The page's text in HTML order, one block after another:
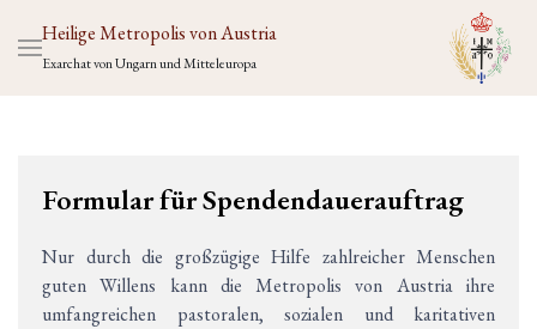
Heilige Metropolis von Austria
Exarchat von Ungarn und Mitteleuropa
Formular für Spendendauerauftrag
Nur durch die großzügige Hilfe zahlreicher Menschen
guten Willens kann die Metropolis von Austria ihre
umfangreichen pastoralen, sozialen und karitativen